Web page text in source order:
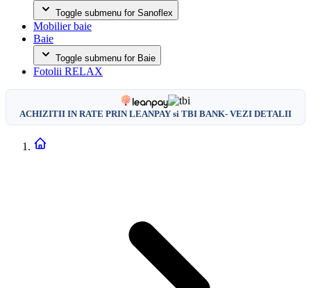
Toggle submenu for Sanoflex
Mobilier baie
Baie
Toggle submenu for Baie
Fotolii RELAX
ACHIZITII IN RATE PRIN LEANPAY si TBI BANK- VEZI DETALII